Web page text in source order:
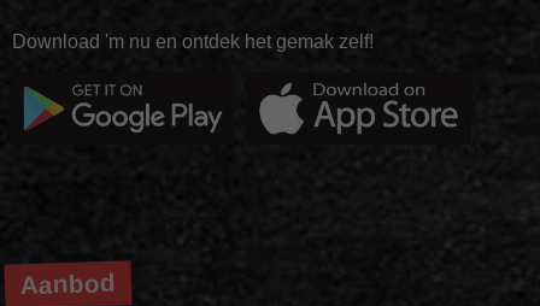
Download 'm nu en ontdek het gemak zelf!
Aanbod